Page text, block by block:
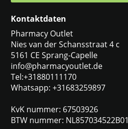
Kontaktdaten
Pharmacy Outlet
Nies van der Schansstraat 4 c
5161 CE Sprang-Capelle
info@pharmacyoutlet.de
Tel:+31880111170
Whatsapp: +31683259897
KvK nummer: 67503926
BTW nummer: NL857034522B01